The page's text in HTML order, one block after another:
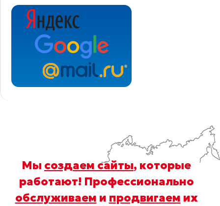
Мы создаем сайты, которые
работают! Профессионально
обслуживаем и продвигаем их